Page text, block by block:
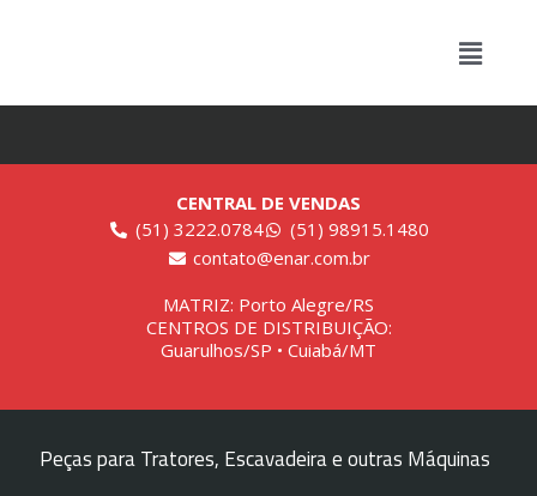
CENTRAL DE VENDAS
(51) 3222.0784
(51) 98915.1480
contato@enar.com.br
MATRIZ: Porto Alegre/RS
CENTROS DE DISTRIBUIÇÃO:
Guarulhos/SP • Cuiabá/MT
Peças para Tratores, Escavadeira e outras Máquinas